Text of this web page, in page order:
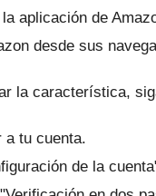
aplicación de
desde sus
la característica,
a tu cuenta.
de la